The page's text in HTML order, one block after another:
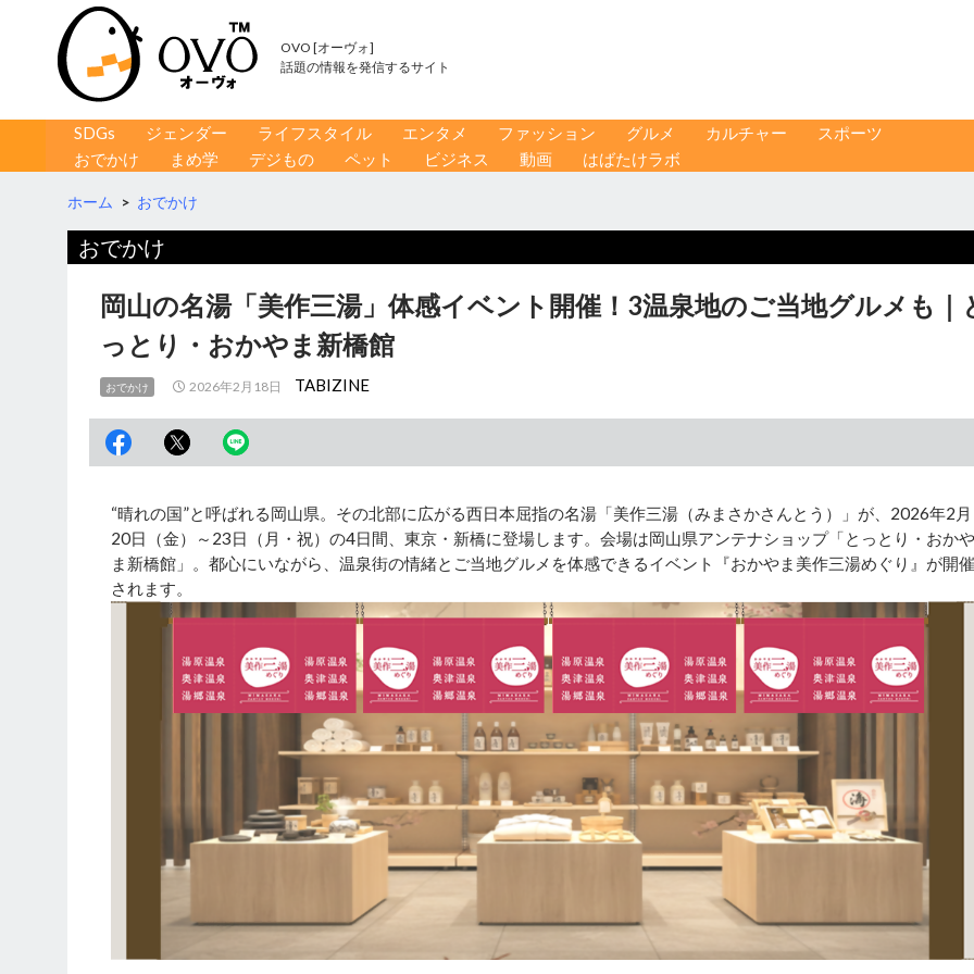
OVO [オーヴォ]
話題の情報を発信するサイト
コンテンツへ移動
SDGs ジェンダー ライフスタイル エンタメ ファッション グルメ カルチャー
スポーツ
おでかけ
まめ学 デジもの ペット ビジネス 動画 はばたけラボ
ホーム > おでかけ
おでかけ
岡山の名湯「美作三湯」体感イベント開催！3温泉地のご当地グルメも｜
っとり・おかやま新橋館
おでかけ 2026年2月18日 TABIZINE
“晴れの国”と呼ばれる岡山県。その北部に広がる西日本屈指の名湯「美作三湯（みまさかさんとう）」が、2026年2月
20日（金）～23日（月・祝）の4日間、東京・新橋に登場します。会場は岡山県アンテナショップ「とっとり・おかや
ま新橋館」。都心にいながら、温泉街の情緒とご当地グルメを体感できるイベント『おかやま美作三湯めぐり』が開催
されます。